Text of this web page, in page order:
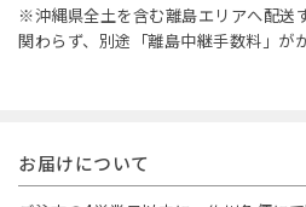
※沖縄県全土を含む離島エリアへ配送
関わらず、別途「離島中継手数料」が
お届けについて